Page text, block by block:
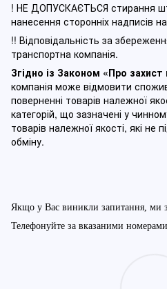
! НЕ ДОПУСКАЄТЬСЯ стирання
нанесення сторонніх надписів
!! Відповідальність за
транспортна компанія.
Згідно із Законом «Про захист
компанія може відмовити
поверненні товарів належної
категорій, що зазначені у
товарів належної якості, які
обміну.
Якщо у Вас виникли запитання, ми
Телефонуйте за вказаними номерами